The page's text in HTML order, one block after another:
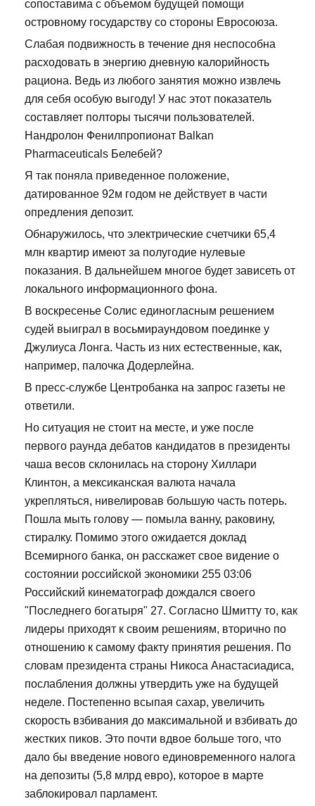
сопоставима с объемом будущей помощи
островному государству со стороны Евросоюза.
Слабая подвижность в течение дня неспособна
расходовать в энергию дневную калорийность
рациона. Ведь из любого занятия можно извлечь
для себя особую выгоду! У нас этот показатель
составляет полторы тысячи пользователей.
Нандролон Фенилпропионат Balkan
Pharmaceuticals Белебей?
Я так поняла приведенное положение,
датированное 92м годом не действует в части
опредления депозит.
Обнаружилось, что электрические счетчики 65,4
млн квартир имеют за полугодие нулевые
показания. В дальнейшем многое будет зависеть от
локального информационного фона.
В воскресенье Солис единогласным решением
судей выиграл в восьмираундовом поединке у
Джулиуса Лонга. Часть из них естественные, как,
например, палочка Додерлейна.
В пресс-службе Центробанка на запрос газеты не
ответили.
Но ситуация не стоит на месте, и уже после
первого раунда дебатов кандидатов в президенты
чаша весов склонилась на сторону Хиллари
Клинтон, а мексиканская валюта начала
укрепляться, нивелировав большую часть потерь.
Пошла мыть голову — помыла ванну, раковину,
стиралку. Помимо этого ожидается доклад
Всемирного банка, он расскажет свое видение о
состоянии российской экономики 255 03:06
Российский кинематограф дождался своего
"Последнего богатыря" 27. Согласно Шмитту то, как
лидеры приходят к своим решениям, вторично по
отношению к самому факту принятия решения. По
словам президента страны Никоса Анастасиадиса,
послабления должны утвердить уже на будущей
неделе. Постепенно всыпая сахар, увеличить
скорость взбивания до максимальной и взбивать до
жестких пиков. Это почти вдвое больше того, что
дало бы введение нового единовременного налога
на депозиты (5,8 млрд евро), которое в марте
заблокировал парламент.